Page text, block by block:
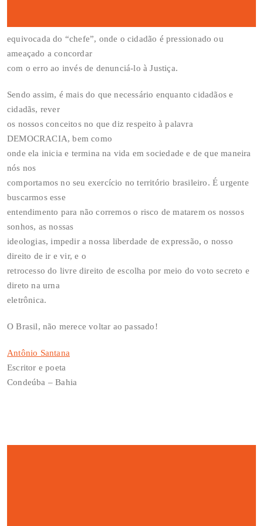
equivocada do “chefe”, onde o cidadão é pressionado ou
ameaçado a concordar
com o erro ao invés de denunciá-lo à Justiça.
Sendo assim, é mais do que necessário enquanto cidadãos e
cidadãs, rever
os nossos conceitos no que diz respeito à palavra
DEMOCRACIA, bem como
onde ela inicia e termina na vida em sociedade e de que maneira
nós nos
comportamos no seu exercício no território brasileiro. É urgente
buscarmos esse
entendimento para não corremos o risco de matarem os nossos
sonhos, as nossas
ideologias, impedir a nossa liberdade de expressão, o nosso
direito de ir e vir, e o
retrocesso do livre direito de escolha por meio do voto secreto e
direto na urna
eletrônica.
O Brasil, não merece voltar ao passado!
Antônio Santana
Escritor e poeta
Condeúba – Bahia